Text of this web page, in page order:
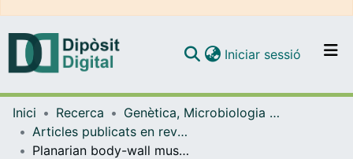
Navega per tot el DD
Iniciar sessió (current)
Inici Recerca
Genètica, Microbiologia i Estadística
Articles publicats en revistes (Genètica, Microbiologia i Estadística)
Planarian body-wall muscle: regeneration and function beyond a simple skeletal support